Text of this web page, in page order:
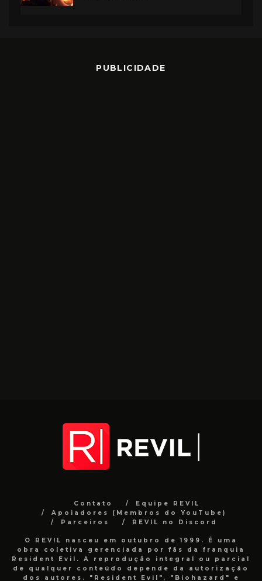
PUBLICIDADE
Contato
Equipe REVIL
Apoiadores (Membros do YouTube)
Parceiros
REVIL no Discord
O REVIL nasceu em outubro de 1999. É uma
obra coletiva gerenciada por fãs da franquia
Resident Evil. A reprodução integral ou parcial
de qualquer conteúdo depende da autorização
dos autores. "Resident Evil", "Biohazard" e